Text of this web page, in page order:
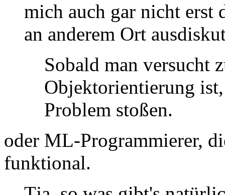
mich auch gar nicht erst
an anderem Ort
Sobald man versucht
Objektorientierung
Problem stoßen.
oder ML-Programmierer,
funktional.